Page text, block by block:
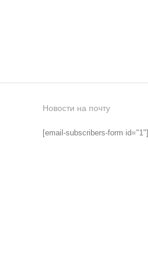
Новости на почту
[email-subscribers-form id="1"]